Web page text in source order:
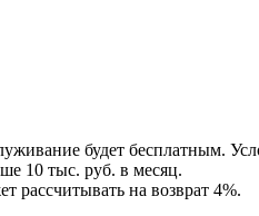
будет бесплатным.
10 тыс. руб. в месяц.
рассчитывать на возврат 4%.